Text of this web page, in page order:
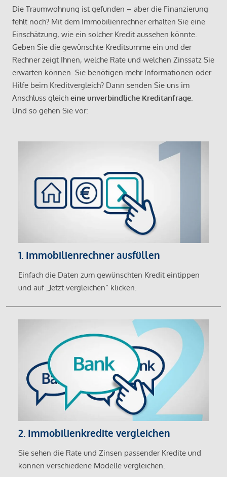
Die Traumwohnung ist gefunden – aber die Finanzierung
fehlt noch? Mit dem Immobilienrechner erhalten Sie eine
Einschätzung, wie ein solcher Kredit aussehen könnte.
Geben Sie die gewünschte Kreditsumme ein und der
Rechner zeigt Ihnen, welche Rate und welchen Zinssatz Sie
erwarten können. Sie benötigen mehr Informationen oder
Hilfe beim Kreditvergleich? Dann senden Sie uns im
Anschluss gleich eine unverbindliche Kreditanfrage.
Und so gehen Sie vor:
1. Immobilienrechner ausfüllen
Einfach die Daten zum gewünschten Kredit eintippen
und auf „Jetzt vergleichen“ klicken.
2. Immobilienkredite vergleichen
Sie sehen die Rate und Zinsen passender Kredite und
können verschiedene Modelle vergleichen.